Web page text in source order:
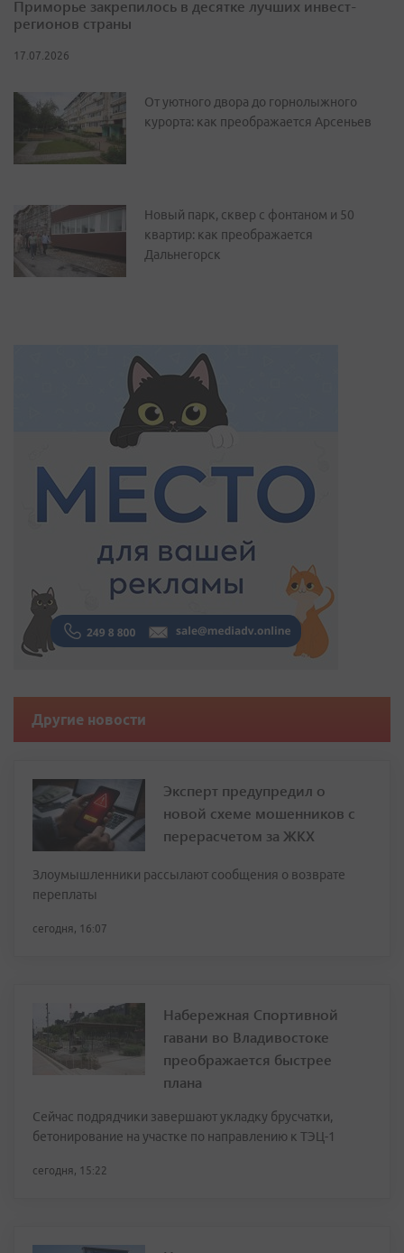
Приморье закрепилось в десятке лучших инвест-
регионов страны
17.07.2026
От уютного двора до горнолыжного
курорта: как преображается Арсеньев
Новый парк, сквер с фонтаном и 50
квартир: как преображается
Дальнегорск
Другие новости
Эксперт предупредил о
новой схеме мошенников с
перерасчетом за ЖКХ
Злоумышленники рассылают сообщения о возврате
переплаты
сегодня, 16:07
Набережная Спортивной
гавани во Владивостоке
преображается быстрее
плана
Сейчас подрядчики завершают укладку брусчатки,
бетонирование на участке по направлению к ТЭЦ-1
сегодня, 15:22